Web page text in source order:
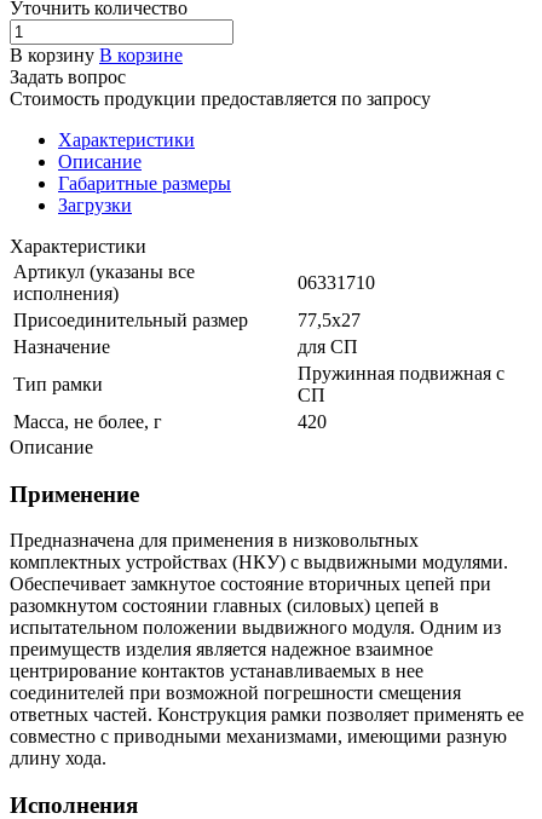
Уточнить количество
В корзину В корзине
Задать вопрос
Стоимость продукции предоставляется по запросу
Характеристики
Описание
Габаритные размеры
Загрузки
Характеристики
Артикул (указаны все
исполнения)
06331710
Присоединительный размер
77,5х27
Назначение
для СП
Тип рамки
Пружинная подвижная с
СП
Масса, не более, г
420
Описание
Применение
Предназначена для применения в низковольтных
комплектных устройствах (НКУ) с выдвижными модулями.
Обеспечивает замкнутое состояние вторичных цепей при
разомкнутом состоянии главных (силовых) цепей в
испытательном положении выдвижного модуля. Одним из
преимуществ изделия является надежное взаимное
центрирование контактов устанавливаемых в нее
соединителей при возможной погрешности смещения
ответных частей. Конструкция рамки позволяет применять ее
совместно с приводными механизмами, имеющими разную
длину хода.
Исполнения